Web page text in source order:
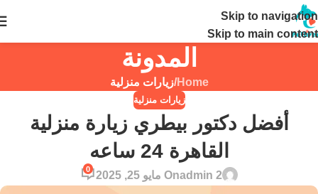
Skip to navigation
Skip to main content
المدونة
Home
/زيارات منزلية
زيارات منزلية
أفضل دكتور بيطري زيارة منزلية
القاهرة 24 ساعه
admin 2On مايو 25, 2025
0